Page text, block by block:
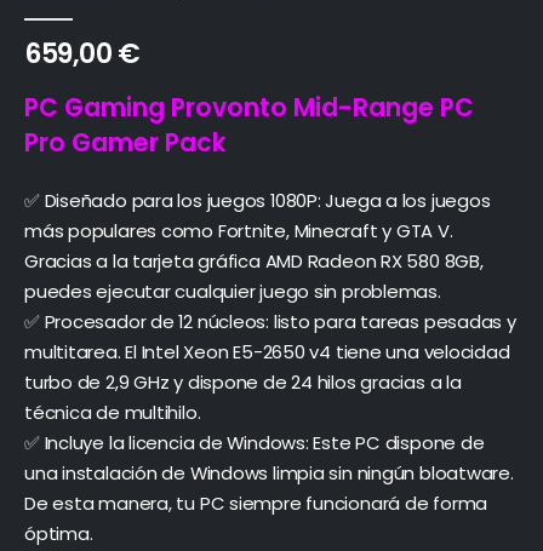
659,00€
PC Gaming Provonto Mid-Range PC
Pro Gamer Pack
✅ Diseñado para los juegos 1080P: Juega a los juegos
más populares como Fortnite, Minecraft y GTA V.
Gracias a la tarjeta gráfica AMD Radeon RX 580 8GB,
puedes ejecutar cualquier juego sin problemas.
✅ Procesador de 12 núcleos: listo para tareas pesadas y
multitarea. El Intel Xeon E5-2650 v4 tiene una velocidad
turbo de 2,9 GHz y dispone de 24 hilos gracias a la
técnica de multihilo.
✅ Incluye la licencia de Windows: Este PC dispone de
una instalación de Windows limpia sin ningún bloatware.
De esta manera, tu PC siempre funcionará de forma
óptima.